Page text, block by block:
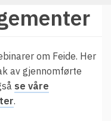
om Feide. Her
av gjennomførte
se våre
.